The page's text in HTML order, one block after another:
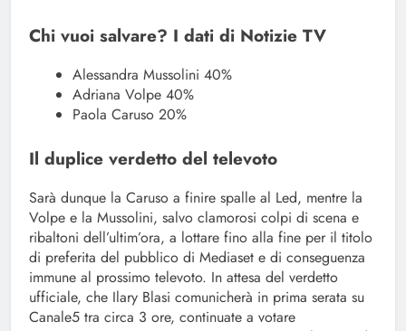
Chi vuoi salvare? I dati di Notizie TV
Alessandra Mussolini 40%
Adriana Volpe 40%
Paola Caruso 20%
Il duplice verdetto del televoto
Sarà dunque la Caruso a finire spalle al Led, mentre la
Volpe e la Mussolini, salvo clamorosi colpi di scena e
ribaltoni dell’ultim’ora, a lottare fino alla fine per il titolo
di preferita del pubblico di Mediaset e di conseguenza
immune al prossimo televoto. In attesa del verdetto
ufficiale, che Ilary Blasi comunicherà in prima serata su
Canale5 tra circa 3 ore, continuate a votare